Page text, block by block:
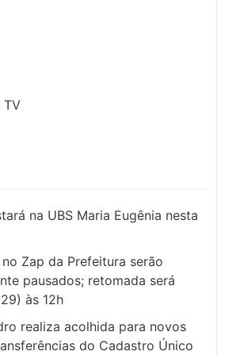
TV
na UBS Maria Eugênia nesta
Zap da Prefeitura serão
pausados; retomada será
às 12h
realiza acolhida para novos
do Cadastro Único